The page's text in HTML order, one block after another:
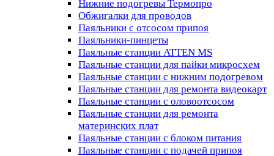
Нижние подогревы Термопро
Обжигалки для проводов
Паяльники с отсосом припоя
Паяльники-пинцеты
Паяльные станции ATTEN MS
Паяльные станции для пайки микросхем
Паяльные станции с нижним подогревом
Паяльные станции для ремонта видеокарт
Паяльные станции с оловоотсосом
Паяльные станции для ремонта
материнских плат
Паяльные станции с блоком питания
Паяльные станции с подачей припоя